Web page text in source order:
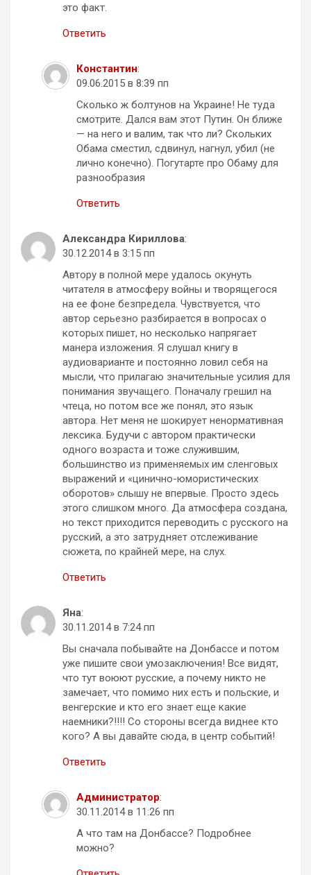
это факт.
Ответить
Константин:
09.06.2015 в 8:39 пп
Cколько ж болтунов на Украине! Не туда
смотрите. Дался вам этот Путин. Он ближе
— на него и валим, так что ли? Скольких
Обама сместил, сдвинул, нагнул, убил (не
лично конечно). Погутарте про Обаму для
разнообразия
Ответить
Александра Кириллова:
30.12.2014 в 3:15 пп
Автору в полной мере удалось окунуть
читателя в атмосферу войны и творящегося
на ее фоне безпредела. Чувствуется, что
автор серьезно разбирается в вопросах о
которых пишет, но несколько напрягает
манера изложения. Я слушал книгу в
аудиоварианте и постоянно ловил себя на
мысли, что прилагаю значительные усилия для
понимания звучащего. Поначалу грешил на
чтеца, но потом все же понял, это язык
автора. Нет меня не шокирует ненормативная
лексика. Будучи с автором практически
одного возраста и тоже служившим,
большинство из применяемых им сленговых
выражений и «цинично-юмористических
оборотов» слышу не впервые. Просто здесь
этого слишком много. Да атмосфера создана,
но текст приходится переводить с русского на
русский, а это затрудняет отслеживание
сюжета, по крайней мере, на слух.
Ответить
Яна:
30.11.2014 в 7:24 пп
Вы сначала побывайте на Донбассе и потом
уже пишите свои умозаключения! Все видят,
что тут воюют русские, а почему никто не
замечает, что помимо них есть и польские, и
венгерские и кто его знает еще какие
наемники?!!!! Со стороны всегда виднее кто
кого? А вы давайте сюда, в центр событий!
Ответить
Администратор:
30.11.2014 в 11:26 пп
А что там на Донбассе? Подробнее
можно?